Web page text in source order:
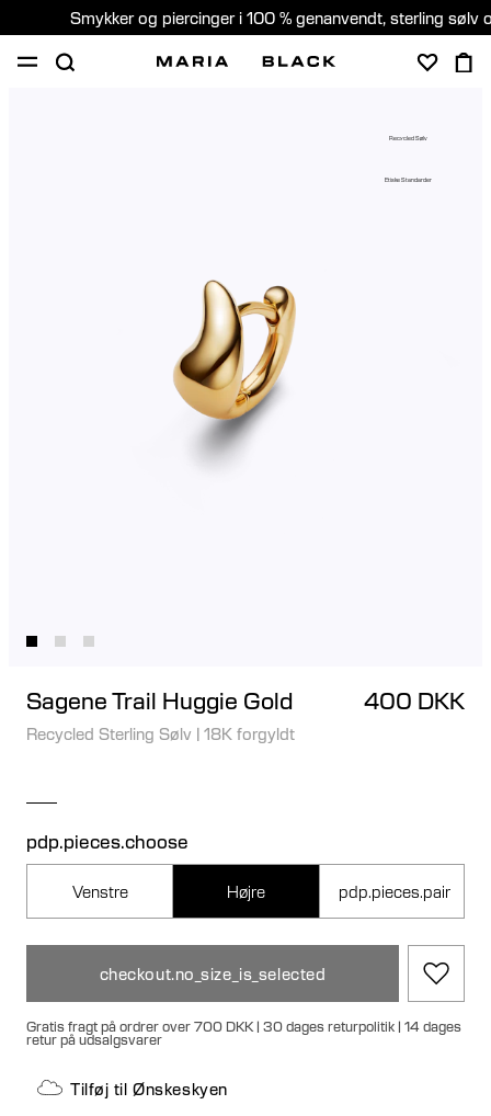
Smykker og piercinger i 100 % genanvendt, sterling sølv
Recycled Sølv
Etiske Standarder
Sagene Trail Huggie Gold 400 DKK
Recycled Sterling Sølv | 18K forgyldt
pdp.pieces.choose
Venstre Højre pdp.pieces.pair
checkout.no_size_is_selected
Gratis fragt på ordrer over 700 DKK | 30 dages returpolitik | 14 dages
retur på udsalgsvarer
Tilføj til Ønskeskyen